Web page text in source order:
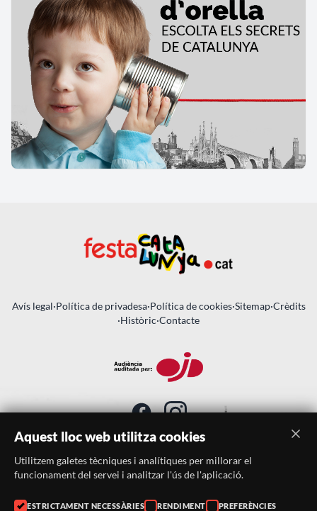
Avís legal·Política de privadesa·Política de cookies·Sitemap·Crèdits
·Històric·Contacte
SUBSCRIU-TE AL BUTLLETÍ
Telèfon: 938046359
Aquest lloc web utilitza cookies
Utilitzem galetes tècniques i analítiques per millorar el
funcionament del servei i analitzar l'ús de l'aplicació.
ESTRICTAMENT NECESSÀRIES RENDIMENT PREFERÈNCIES